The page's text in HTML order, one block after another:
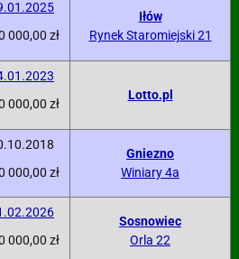
000,00 zł
Iłów
Rynek Staromiejski 21
000,00 zł
Lotto.pl
000,00 zł
Gniezno
Winiary 4a
000,00 zł
Sosnowiec
Orla 22